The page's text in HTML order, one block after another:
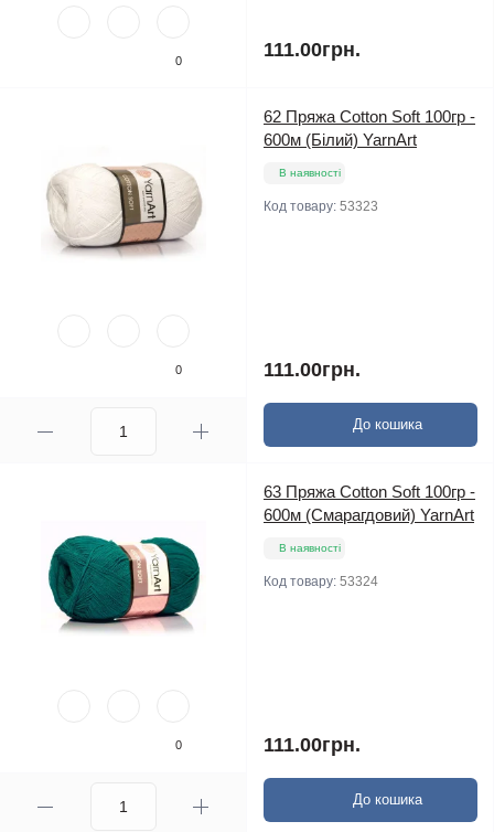
0 111.00грн.
0
62 Пряжа Cotton Soft 100гр -
600м (Білий) YarnArt
В наявності
Код товару: 53323
111.00грн.
До кошика
0
63 Пряжа Cotton Soft 100гр -
600м (Смарагдовий) YarnArt
В наявності
Код товару: 53324
111.00грн.
До кошика